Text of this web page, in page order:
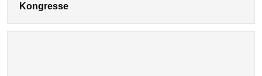
Kongresse